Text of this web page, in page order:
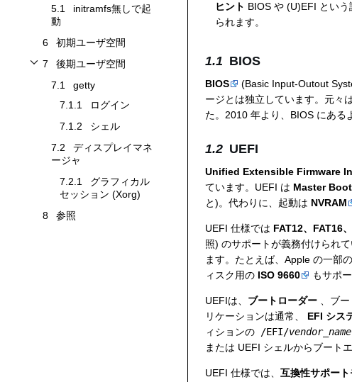
5.1
initramfs無しで起
動
6
初期ユーザ空間
7
後期ユーザ空間
後期ユーザ空間サブセクションを切り替えます
7.1
getty
7.1.1
ログイン
7.1.2
シェル
7.2
ディスプレイマネ
ージャ
7.2.1
グラフィカル
セッション (Xorg)
8
参照
ヒント BIOS や (U)EFI とい
られます。
BIOS
BIOS
(Basic Input-Outout
ージとは独立しています。元々
た。2010 年より、BIOS にある
UEFI
Unified Extensible Firmware
ています。UEFI は Master
と)。代わりに、起動は NVRAM
UEFI 仕様では FAT12、FAT16
照) のサポートが義務付けられ
ます。たとえば、Apple の一部
ィスク用の ISO 9660 もサポ
UEFIは、 ブートローダー 、ブ
リケーションは通常、 EFI シス
ィションの
/EFI/vendor_name
または UEFI シェルからブート
UEFI 仕様では、 互換性サポー